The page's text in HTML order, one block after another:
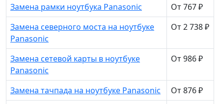
Замена рамки ноутбука Panasonic
От 767 ₽
Замена северного моста на ноутбуке
Panasonic
От 2 738 ₽
Замена сетевой карты в ноутбуке
Panasonic
От 986 ₽
Замена тачпада на ноутбуке Panasonic
От 876 ₽